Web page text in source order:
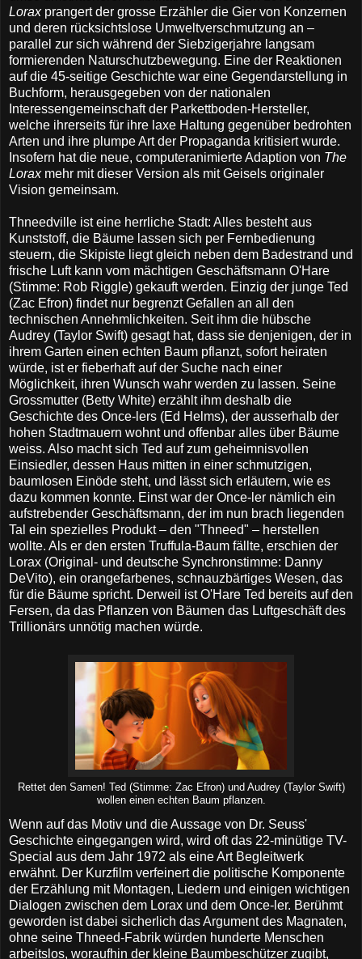
Lorax prangert der grosse Erzähler die Gier von Konzernen
und deren rücksichtslose Umweltverschmutzung an –
parallel zur sich während der Siebzigerjahre langsam
formierenden Naturschutzbewegung. Eine der Reaktionen
auf die 45-seitige Geschichte war eine Gegendarstellung in
Buchform, herausgegeben von der nationalen
Interessengemeinschaft der Parkettboden-Hersteller,
welche ihrerseits für ihre laxe Haltung gegenüber bedrohten
Arten und ihre plumpe Art der Propaganda kritisiert wurde.
Insofern hat die neue, computeranimierte Adaption von The
Loraxmehr mit dieser Version als mit Geisels originaler
Vision gemeinsam.
Thneedville ist eine herrliche Stadt: Alles besteht aus
Kunststoff, die Bäume lassen sich per Fernbedienung
steuern, die Skipiste liegt gleich neben dem Badestrand und
frische Luft kann vom mächtigen Geschäftsmann O'Hare
(Stimme: Rob Riggle) gekauft werden. Einzig der junge Ted
(Zac Efron) findet nur begrenzt Gefallen an all den
technischen Annehmlichkeiten. Seit ihm die hübsche
Audrey (Taylor Swift) gesagt hat, dass sie denjenigen, der in
ihrem Garten einen echten Baum pflanzt, sofort heiraten
würde, ist er fieberhaft auf der Suche nach einer
Möglichkeit, ihren Wunsch wahr werden zu lassen. Seine
Grossmutter (Betty White) erzählt ihm deshalb die
Geschichte des Once-lers (Ed Helms), der ausserhalb der
hohen Stadtmauern wohnt und offenbar alles über Bäume
weiss. Also macht sich Ted auf zum geheimnisvollen
Einsiedler, dessen Haus mitten in einer schmutzigen,
baumlosen Einöde steht, und lässt sich erläutern, wie es
dazu kommen konnte. Einst war der Once-ler nämlich ein
aufstrebender Geschäftsmann, der im nun brach liegenden
Tal ein spezielles Produkt – den "Thneed" – herstellen
wollte. Als er den ersten Truffula-Baum fällte, erschien der
Lorax (Original- und deutsche Synchronstimme: Danny
DeVito), ein orangefarbenes, schnauzbärtiges Wesen, das
für die Bäume spricht. Derweil ist O'Hare Ted bereits auf den
Fersen, da das Pflanzen von Bäumen das Luftgeschäft des
Trillionärs unnötig machen würde.
Rettet den Samen! Ted (Stimme: Zac Efron) und Audrey (Taylor Swift)
wollen einen echten Baum pflanzen.
Wenn auf das Motiv und die Aussage von Dr. Seuss'
Geschichte eingegangen wird, wird oft das 22-minütige TV-
Special aus dem Jahr 1972 als eine Art Begleitwerk
erwähnt. Der Kurzfilm verfeinert die politische Komponente
der Erzählung mit Montagen, Liedern und einigen wichtigen
Dialogen zwischen dem Lorax und dem Once-ler. Berühmt
geworden ist dabei sicherlich das Argument des Magnaten,
ohne seine Thneed-Fabrik würden hunderte Menschen
arbeitslos, woraufhin der kleine Baumbeschützer zugibt,